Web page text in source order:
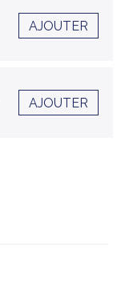
AJOUTER
AJOUTER